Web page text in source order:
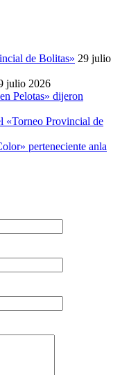
de Bolitas» 29 julio
julio 2026
Pelotas» dijeron
«Torneo Provincial de
perteneciente anla